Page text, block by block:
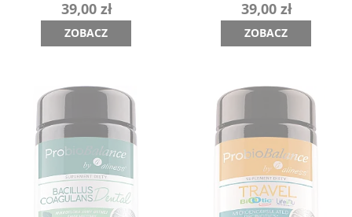
39,00 zł
ZOBACZ
39,00 zł
ZOBACZ